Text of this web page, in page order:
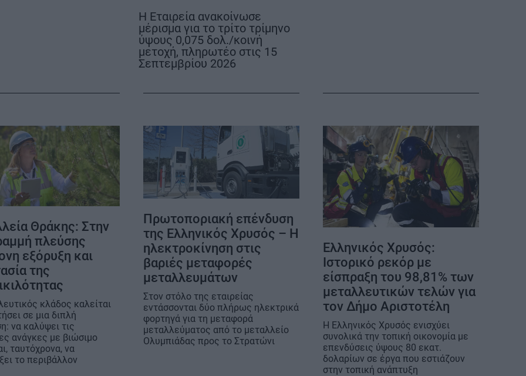
Η Εταιρεία ανακοίνωσε
μέρισμα για το τρίτο τρίμηνο
ύψους 0,075 δολ./κοινή
μετοχή, πληρωτέο στις 15
Σεπτεμβρίου 2026
Θράκης: Στην
πλεύσης
εξόρυξη και
της
κλάδος καλείται
σε μια διπλή
να καλύψει τις
ανάγκες με βιώσιμο
ταυτόχρονα, να
το περιβάλλον
Πρωτοποριακή επένδυση
της Ελληνικός Χρυσός – Η
ηλεκτροκίνηση στις
βαριές μεταφορές
μεταλλευμάτων
Στον στόλο της εταιρείας
εντάσσονται δύο πλήρως ηλεκτρικά
φορτηγά για τη μεταφορά
μεταλλεύματος από το μεταλλείο
Ολυμπιάδας προς το Στρατώνι
Ελληνικός Χρυσός:
Ιστορικό ρεκόρ με
είσπραξη του 98,81% των
μεταλλευτικών τελών για
τον Δήμο Αριστοτέλη
Η Ελληνικός Χρυσός ενισχύει
συνολικά την τοπική οικονομία με
επενδύσεις ύψους 80 εκατ.
δολαρίων σε έργα που εστιάζουν
στην τοπική ανάπτυξη